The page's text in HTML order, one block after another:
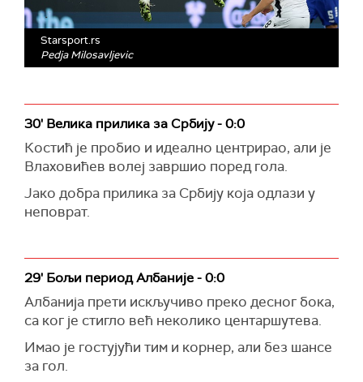
Starsport.rs
Pedja Milosavljevic
30' Велика прилика за Србију - 0:0
Костић је пробио и идеално центрирао, али је
Влаховићев волеј завршио поред гола.
Јако добра прилика за Србију која одлази у
неповрат.
29' Бољи период Албаније - 0:0
Албанија прети искључиво преко десног бока,
са ког је стигло већ неколико центаршутева.
Имао је гостујући тим и корнер, али без шансе
за гол.